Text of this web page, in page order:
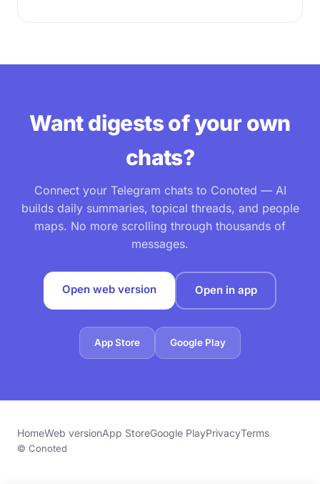
Want digests of your own
chats?
Connect your Telegram chats to Conoted — AI
builds daily summaries, topical threads, and people
maps. No more scrolling through thousands of
messages.
Open web version Open in app
App Store Google Play
HomeWeb versionApp StoreGoogle PlayPrivacyTerms
© Conoted